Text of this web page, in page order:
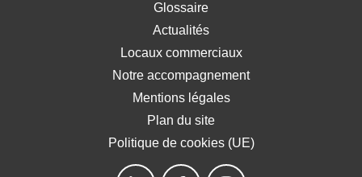
Glossaire
Actualités
Locaux commerciaux
Notre accompagnement
Mentions légales
Plan du site
Politique de cookies (UE)